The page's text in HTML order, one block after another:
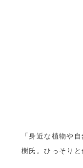
「身近な植物や
樹氏。ひっそり